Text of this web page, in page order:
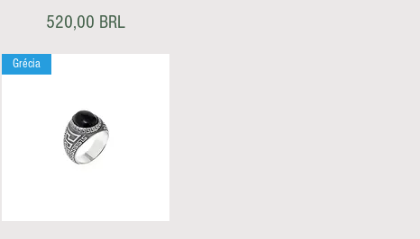
Precio
520,00 BRL
Grécia